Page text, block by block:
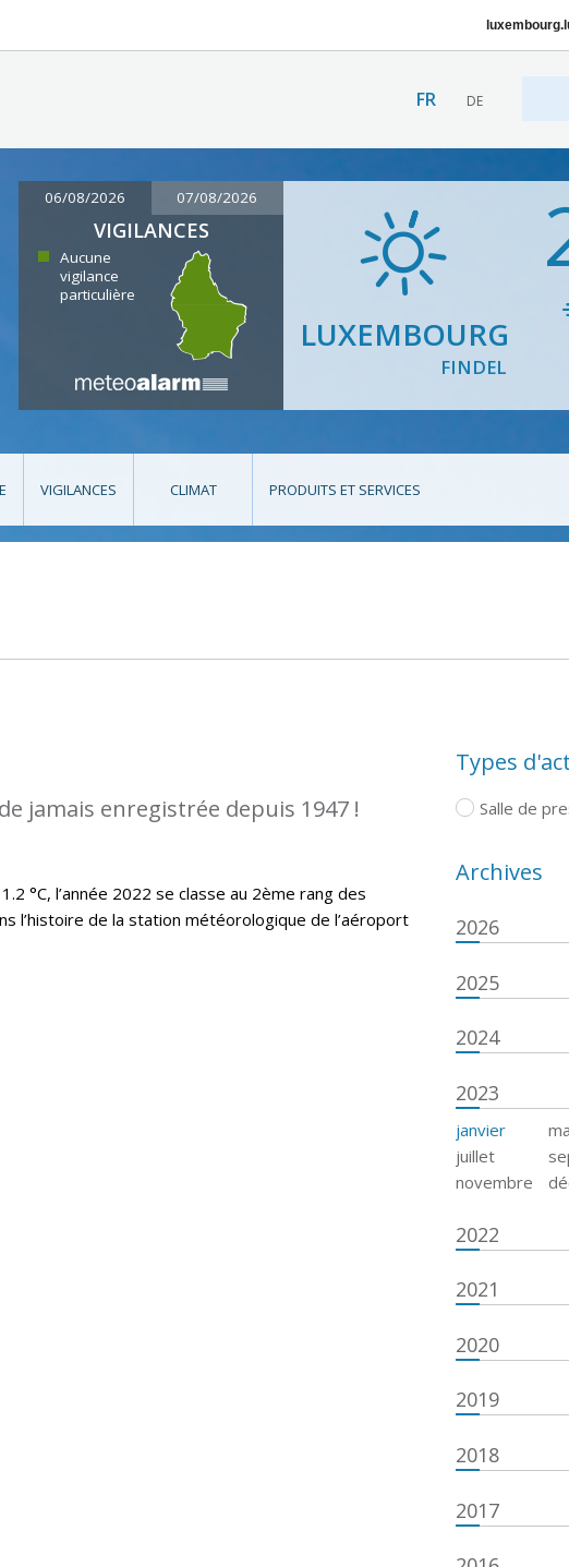
FR DE
06/08/2026 07/08/2026
VIGILANCES
Aucune
vigilance
particulière
LUXEMBOURG
FINDEL
VIGILANCES CLIMAT PRODUITS ET SERVICES
jamais enregistrée depuis 1947 !
°C, l’année 2022 se classe au 2ème rang des
l’histoire de la station météorologique de l’aéroport
Types
Salle de
Archives
2026
2025
2024
2023
janvier
juillet
novembre
2022
2021
2020
2019
2018
2017